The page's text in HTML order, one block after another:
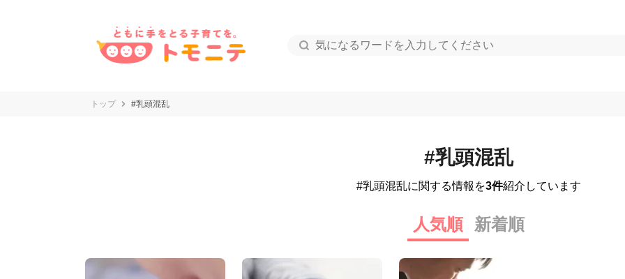
トップ #乳頭混乱
#乳頭混乱
#乳頭混乱に関する情報を3件紹介しています
人気順 新着順